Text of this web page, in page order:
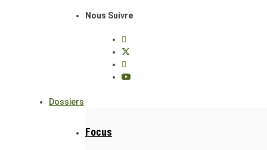
Nous Suivre
Dossiers
Focus